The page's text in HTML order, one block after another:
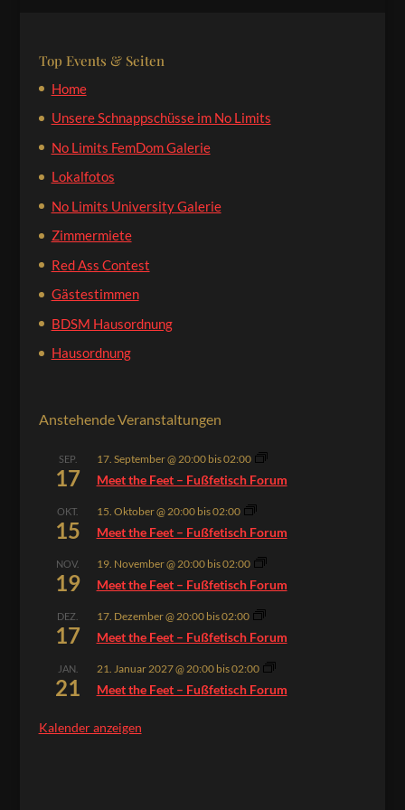
Top Events & Seiten
Home
Unsere Schnappschüsse im No Limits
No Limits FemDom Galerie
Lokalfotos
No Limits University Galerie
Zimmermiete
Red Ass Contest
Gästestimmen
BDSM Hausordnung
Hausordnung
Anstehende Veranstaltungen
SEP.
17
17. September @ 20:00bis02:00
Meet the Feet – Fußfetisch Forum
OKT.
15
15. Oktober @ 20:00bis02:00
Meet the Feet – Fußfetisch Forum
NOV.
19
19. November @ 20:00bis02:00
Meet the Feet – Fußfetisch Forum
DEZ.
17
17. Dezember @ 20:00bis02:00
Meet the Feet – Fußfetisch Forum
JAN.
21
21. Januar 2027 @ 20:00bis02:00
Meet the Feet – Fußfetisch Forum
Kalender anzeigen